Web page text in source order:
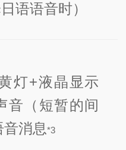
语语音时）
灯+液晶显示
音（短暂的间
音消息*3